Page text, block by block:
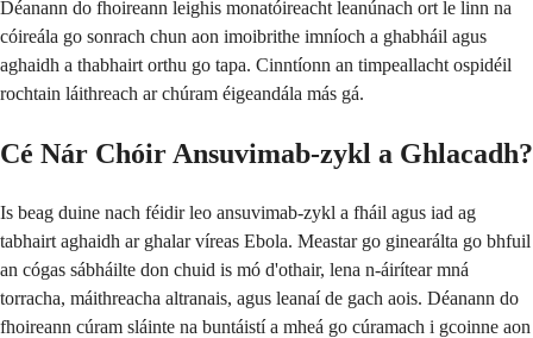
Déanann do fhoireann leighis monatóireacht leanúnach ort le linn na
cóireála go sonrach chun aon imoibrithe imníoch a ghabháil agus
aghaidh a thabhairt orthu go tapa. Cinntíonn an timpeallacht ospidéil
rochtain láithreach ar chúram éigeandála más gá.
Cé Nár Chóir Ansuvimab-zykl a Ghlacadh?
Is beag duine nach féidir leo ansuvimab-zykl a fháil agus iad ag
tabhairt aghaidh ar ghalar víreas Ebola. Meastar go ginearálta go bhfuil
an cógas sábháilte don chuid is mó d'othair, lena n-áirítear mná
torracha, máithreacha altranais, agus leanaí de gach aois. Déanann do
fhoireann cúram sláinte na buntáistí a mheá go cúramach i gcoinne aon